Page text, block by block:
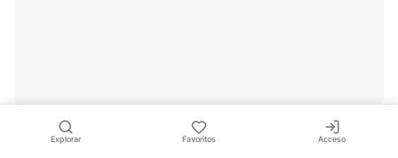
Climatizador evaporativo 15000m³/h – Naves y eventos
Explorar Favoritos Acceso